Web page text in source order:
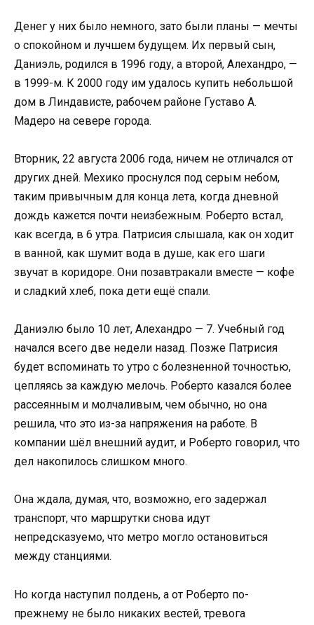
Денег у них было немного, зато были планы — мечты
о спокойном и лучшем будущем. Их первый сын,
Даниэль, родился в 1996 году, а второй, Алехандро, —
в 1999-м. К 2000 году им удалось купить небольшой
дом в Линдависте, рабочем районе Густаво А.
Мадеро на севере города.
Вторник, 22 августа 2006 года, ничем не отличался от
других дней. Мехико проснулся под серым небом,
таким привычным для конца лета, когда дневной
дождь кажется почти неизбежным. Роберто встал,
как всегда, в 6 утра. Патрисия слышала, как он ходит
в ванной, как шумит вода в душе, как его шаги
звучат в коридоре. Они позавтракали вместе — кофе
и сладкий хлеб, пока дети ещё спали.
Даниэлю было 10 лет, Алехандро — 7. Учебный год
начался всего две недели назад. Позже Патрисия
будет вспоминать то утро с болезненной точностью,
цепляясь за каждую мелочь. Роберто казался более
рассеянным и молчаливым, чем обычно, но она
решила, что это из-за напряжения на работе. В
компании шёл внешний аудит, и Роберто говорил, что
дел накопилось слишком много.
Она ждала, думая, что, возможно, его задержал
транспорт, что маршрутки снова идут
непредсказуемо, что метро могло остановиться
между станциями.
Но когда наступил полдень, а от Роберто по-
прежнему не было никаких вестей, тревога